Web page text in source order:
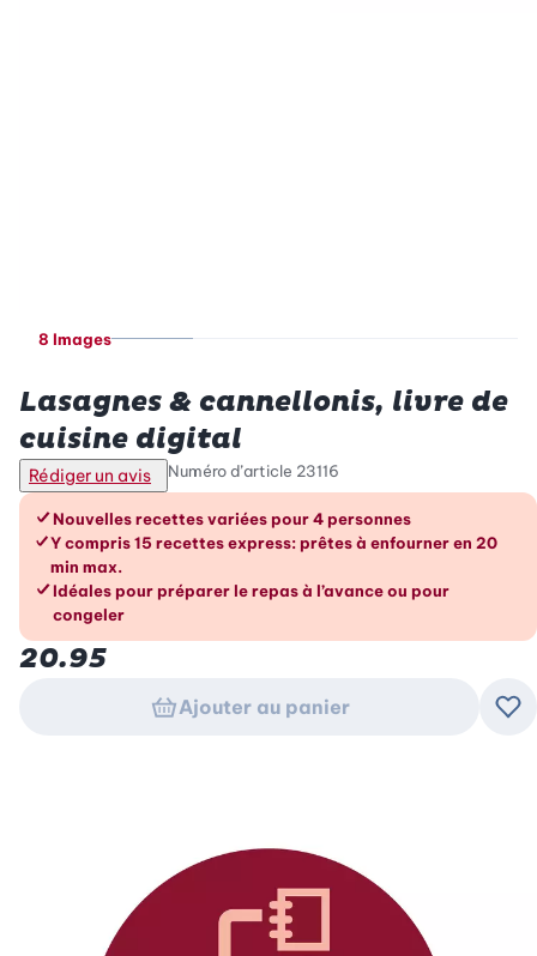
8 Images
Lasagnes & cannellonis, livre de
cuisine digital
Rédiger un avis Numéro d’article 23116
Les avantages en un coup d’œil
Nouvelles recettes variées pour 4 personnes
Y compris 15 recettes express: prêtes à enfourner en 20
min max.
Idéales pour préparer le repas à l’avance ou pour
congeler
20.95
Ajouter au panier